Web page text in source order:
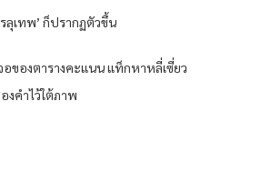
ลุเทพ’ ก็ปรากฏตัวขึ้น
ของตารางคะแนน แท็กหาหลี่เซี่ยว
คำไว้ใต้ภาพ